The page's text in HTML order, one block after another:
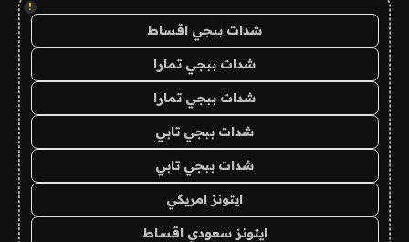
!
شدات ببجي اقساط
شدات ببجي تمارا
شدات ببجي تمارا
شدات ببجي تابي
شدات ببجي تابي
ايتونز امريكي
ايتونز سعودي اقساط